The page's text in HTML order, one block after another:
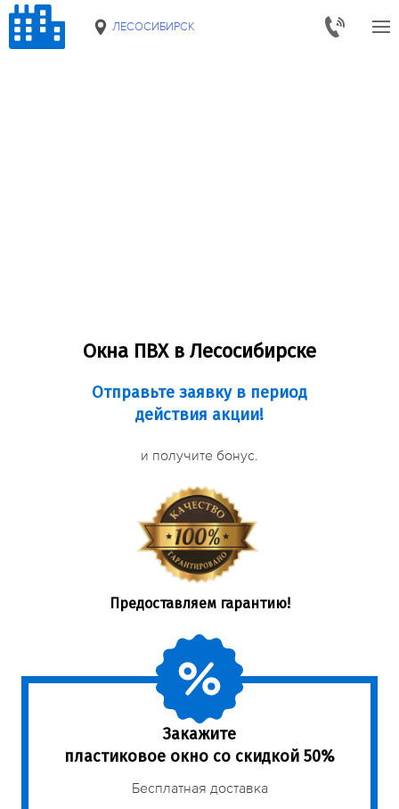
ЛЕСОСИБИРСК
Окна ПВХ в Лесосибирске
Отправьте заявку в период
действия акции!
и получите бонус.
Предоставляем гарантию!
Закажите
пластиковое окно со скидкой 50%
Бесплатная доставка